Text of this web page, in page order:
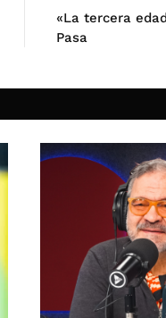
«La tercera
Pasa